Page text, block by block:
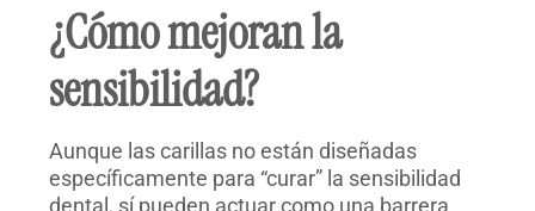
¿Cómo mejoran la
sensibilidad?
Aunque las carillas no están diseñadas
específicamente para “curar” la sensibilidad
dental, sí pueden actuar como una barrera